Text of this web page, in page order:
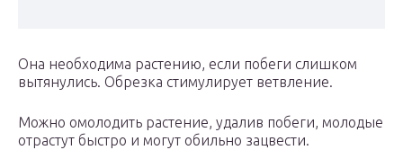
Она необходима растению, если побеги слишком
вытянулись. Обрезка стимулирует ветвление.
Можно омолодить растение, удалив побеги, молодые
отрастут быстро и могут обильно зацвести.